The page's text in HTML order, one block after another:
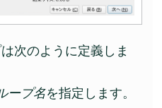
次のように定義しま
ープ名を指定します。